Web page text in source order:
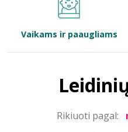
Bibliotekoms
Vaikams ir paaugliams
Rikiuoti pagal: